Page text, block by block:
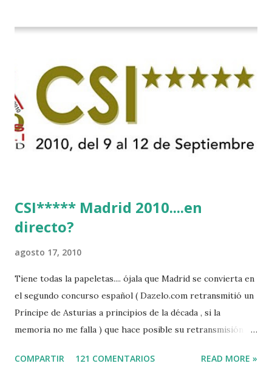
CSI***** Madrid 2010....en
directo?
agosto 17, 2010
Tiene todas la papeletas.... ójala que Madrid se convierta en
el segundo concurso español ( Dazelo.com retransmitió un
Príncipe de Asturias a principios de la década , si la
memoria no me falla ) que hace posible su retransmisión via
mundo mundial...
COMPARTIR 121 COMENTARIOS READ MORE »